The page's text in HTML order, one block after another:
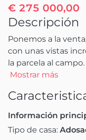
€ 275 000,00
Descripción
Ponemos a la
con unas vistas
la parcela al
Mostrar más
Información
Tipo de casa: